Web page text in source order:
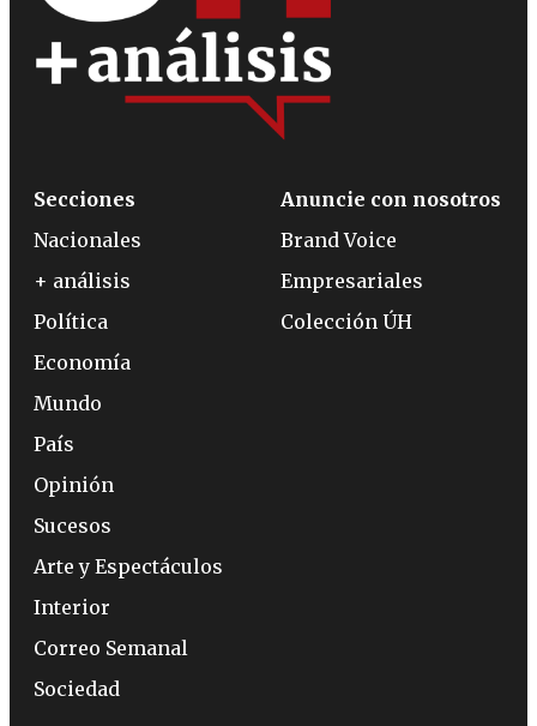
Secciones
Nacionales
+ análisis
Política
Economía
Mundo
País
Opinión
Sucesos
Arte y Espectáculos
Interior
Correo Semanal
Sociedad
Anuncie con nosotros
Brand Voice
Empresariales
Colección ÚH